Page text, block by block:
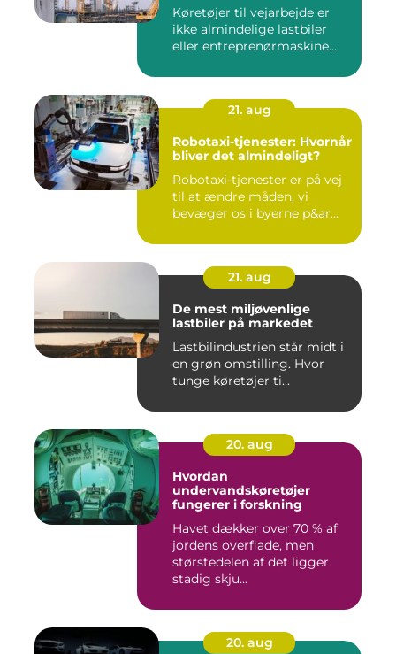
Køretøjer til vejarbejde er
ikke almindelige lastbiler
eller entreprenørmaskine...
21. aug
Robotaxi-tjenester: Hvornår
bliver det almindeligt?
Robotaxi-tjenester er på vej
til at ændre måden, vi
bevæger os i byerne p&ar...
21. aug
De mest miljøvenlige
lastbiler på markedet
Lastbilindustrien står midt i
en grøn omstilling. Hvor
tunge køretøjer ti...
20. aug
Hvordan
undervandskøretøjer
fungerer i forskning
Havet dækker over 70 % af
jordens overflade, men
størstedelen af det ligger
stadig skju...
20. aug